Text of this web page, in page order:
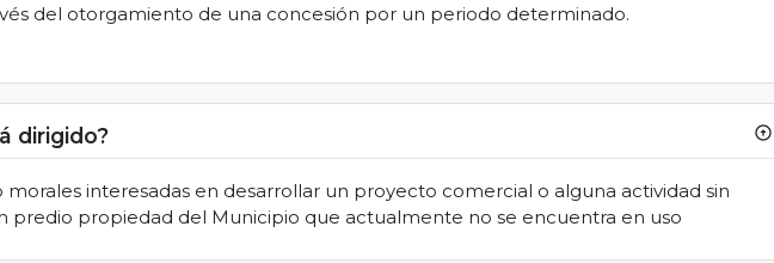
del otorgamiento de una concesión por un periodo determinado.
dirigido? arrow_circle_up
morales interesadas en desarrollar un proyecto comercial o alguna actividad sin
predio propiedad del Municipio que actualmente no se encuentra en uso